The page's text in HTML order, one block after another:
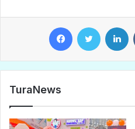
TuraNews